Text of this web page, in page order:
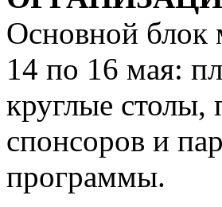
Основной блок
14 по 16 мая:
круглые столы,
спонсоров и
программы.